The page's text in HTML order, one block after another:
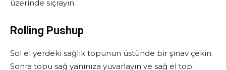
üzerinde sıçrayın.
Rolling Pushup
Sol el yerdeki sağlık topunun üstünde bir şınav çekin.
Sonra topu sağ yanınıza yuvarlayın ve sağ el top